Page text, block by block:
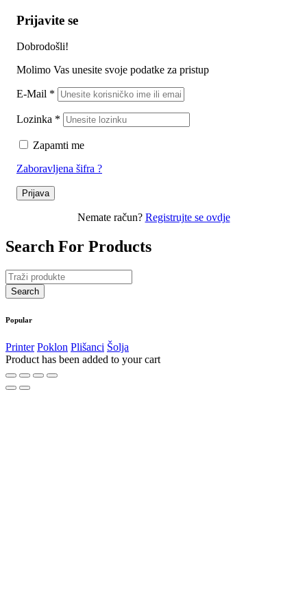
Prijavite se
Dobrodošli!
Molimo Vas unesite svoje podatke za pristup
E-Mail *
Lozinka *
Zapamti me
Zaboravljena šifra ?
Prijava
Nemate račun? Registrujte se ovdje
Search For Products
Popular
Printer Poklon Plišanci Šolja
Product has been added to your cart